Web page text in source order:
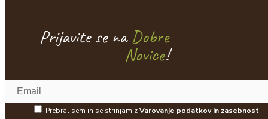
Prijavite se naDobre
Novice!
Prebral sem in se strinjam zVarovanje podatkov in zasebnost